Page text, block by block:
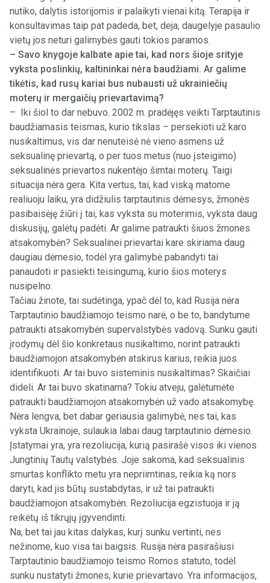
nutiko, dalytis istorijomis ir palaikyti vienai kitą. Terapija ir
konsultavimas taip pat padeda, bet, deja, daugelyje pasaulio
vietų jos neturi galimybės gauti tokios paramos.
– Savo knygoje kalbate apie tai, kad nors šioje srityje
vyksta poslinkių, kaltininkai nėra baudžiami. Ar galime
tikėtis, kad rusų kariai bus nubausti už ukrainiečių
moterų ir mergaičių prievartavimą?
– Iki šiol to dar nebuvo. 2002 m. pradėjęs veikti Tarptautinis
baudžiamasis teismas, kurio tikslas – persekioti už karo
nusikaltimus, vis dar nenuteisė nė vieno asmens už
seksualinę prievartą, o per tuos metus (nuo įsteigimo)
seksualinės prievartos nukentėjo šimtai moterų. Taigi
situacija nėra gera. Kita vertus, tai, kad viską matome
realiuoju laiku, yra didžiulis tarptautinis dėmesys, žmonės
pasibaisėję žiūri į tai, kas vyksta su moterimis, vyksta daug
diskusijų, galėtų padėti. Ar galime patraukti šiuos žmones
atsakomybėn? Seksualinei prievartai kare skiriama daug
daugiau dėmesio, todėl yra galimybė pabandyti tai
panaudoti ir pasiekti teisingumą, kurio šios moterys
nusipelno.
Tačiau žinote, tai sudėtinga, ypač dėl to, kad Rusija nėra
Tarptautinio baudžiamojo teismo narė, o be to, bandytume
patraukti atsakomybėn supervalstybės vadovą. Sunku gauti
įrodymų dėl šio konkretaus nusikaltimo, norint patraukti
baudžiamojon atsakomybėn atskirus karius, reikia juos
identifikuoti. Ar tai buvo sisteminis nusikaltimas? Skaičiai
dideli. Ar tai buvo skatinama? Tokiu atveju, galėtumėte
patraukti baudžiamojon atsakomybėn už vado atsakomybę.
Nėra lengva, bet dabar geriausia galimybė, nes tai, kas
vyksta Ukrainoje, sulaukia labai daug tarptautinio dėmesio.
Įstatymai yra, yra rezoliucija, kurią pasirašė visos iki vienos
Jungtinių Tautų valstybės. Joje sakoma, kad seksualinis
smurtas konflikto metu yra nepriimtinas, reikia ką nors
daryti, kad jis būtų sustabdytas, ir už tai patraukti
baudžiamojon atsakomybėn. Rezoliucija egzistuoja ir ją
reikėtų iš tikrųjų įgyvendinti.
Na, bet tai jau kitas dalykas, kurį sunku vertinti, nes
nežinome, kuo visa tai baigsis. Rusija nėra pasirašiusi
Tarptautinio baudžiamojo teismo Romos statuto, todėl
sunku nustatyti žmones, kurie prievartavo. Yra informacijos,